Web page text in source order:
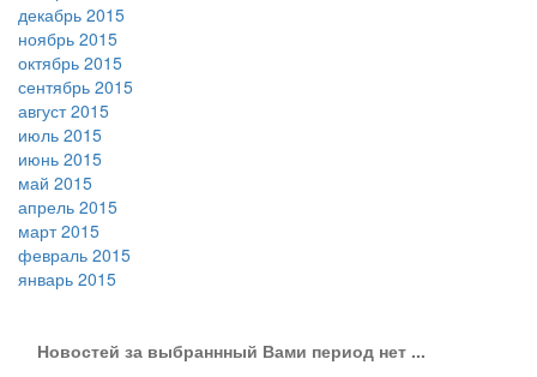
декабрь 2015
ноябрь 2015
октябрь 2015
сентябрь 2015
август 2015
июль 2015
июнь 2015
май 2015
апрель 2015
март 2015
февраль 2015
январь 2015
Новостей за выбраннный Вами период нет ...